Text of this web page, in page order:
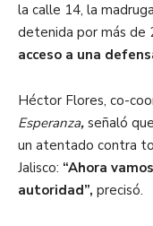
la calle 14, la
detenida por más de
acceso a una
Héctor Flores, co-
Esperanza, señaló
un atentado contra
Jalisco: “Ahora
autoridad”, precisó.